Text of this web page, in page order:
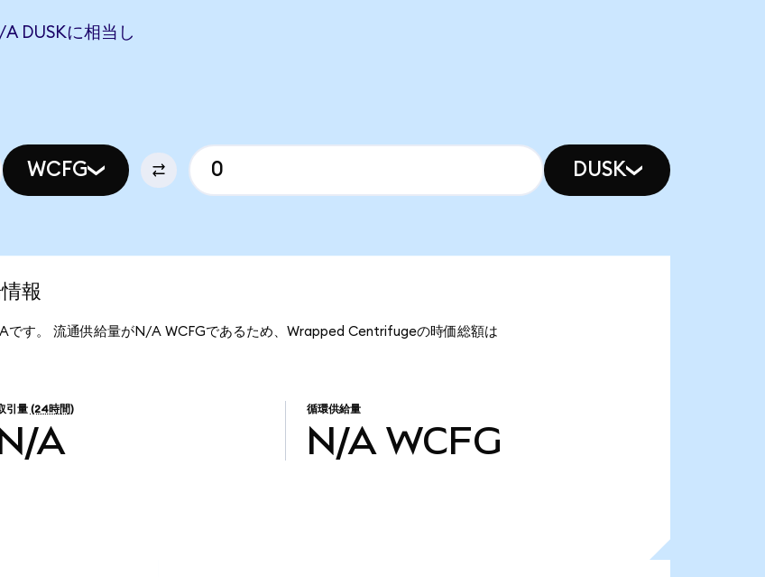
DUSKに相当し
WCFG DUSK
報
す。 流通供給量がN/A WCFGであるため、Wrapped Centrifugeの時価総額は
引量 (24時間)
A
循環供給量
N/A WCFG